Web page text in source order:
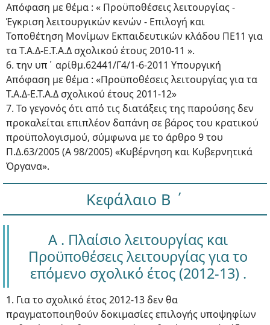
Απόφαση με θέμα : « Προϋποθέσεις λειτουργίας -
Έγκριση λειτουργικών κενών - Επιλογή και
Τοποθέτηση Μονίμων Εκπαιδευτικών κλάδου ΠΕ11 για
τα Τ.Α.Δ-Ε.Τ.Α.Δ σχολικού έτους 2010-11 ».
6. την υπ΄ αρίθμ.62441/Γ4/1-6-2011 Υπουργική
Απόφαση με θέμα : «Προϋποθέσεις λειτουργίας για τα
Τ.Α.Δ-Ε.Τ.Α.Δ σχολικού έτους 2011-12»
7. Το γεγονός ότι από τις διατάξεις της παρούσης δεν
προκαλείται επιπλέον δαπάνη σε βάρος του κρατικού
προϋπολογισμού, σύμφωνα με το άρθρο 9 του
Π.Δ.63/2005 (A 98/2005) «Κυβέρνηση και Κυβερνητικά
Όργανα».
Κεφάλαιο Β ΄
Α . Πλαίσιο λειτουργίας και
Προϋποθέσεις λειτουργίας για το
επόμενο σχολικό έτος (2012-13) .
1. Για το σχολικό έτος 2012-13 δεν θα
πραγματοποιηθούν δοκιμασίες επιλογής υποψηφίων